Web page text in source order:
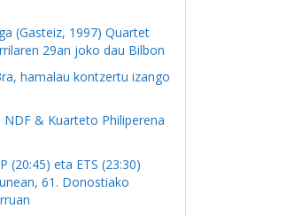
(Gasteiz, 1997) Quartet
29an joko dau Bilbon
hamalau kontzertu izango
& Kuarteto Philiperena
(20:45) eta ETS (23:30)
61. Donostiako